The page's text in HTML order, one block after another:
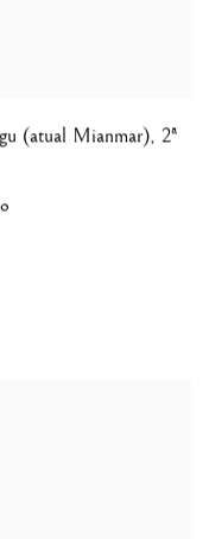
(atual Mianmar), 2ª